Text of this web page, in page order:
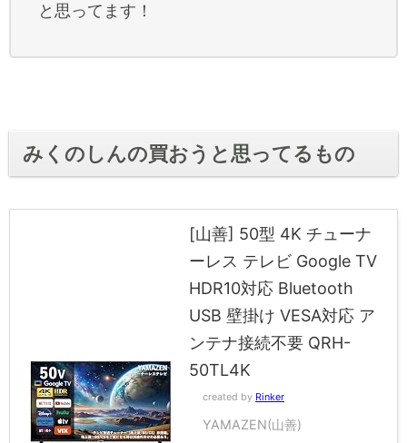
と思ってます！
みくのしんの買おうと思ってるもの
[山善] 50型 4K チューナ
ーレス テレビ Google TV
HDR10対応 Bluetooth
USB 壁掛け VESA対応 ア
ンテナ接続不要 QRH-
50TL4K
created by Rinker
YAMAZEN(山善)